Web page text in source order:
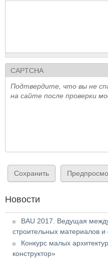
CAPTCHA
Подтвердите, что вы не
на сайте после проверки
Новости
BAU 2017. Ведущая
строительных материалов и
Конкурс малых
конструктор»